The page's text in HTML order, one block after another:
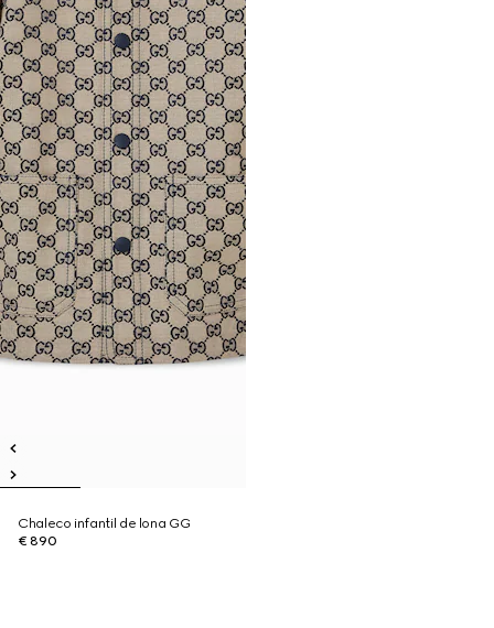
Chaleco infantil de lona GG
€ 890